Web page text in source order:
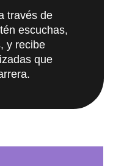
través de
escuchas,
y recibe
que